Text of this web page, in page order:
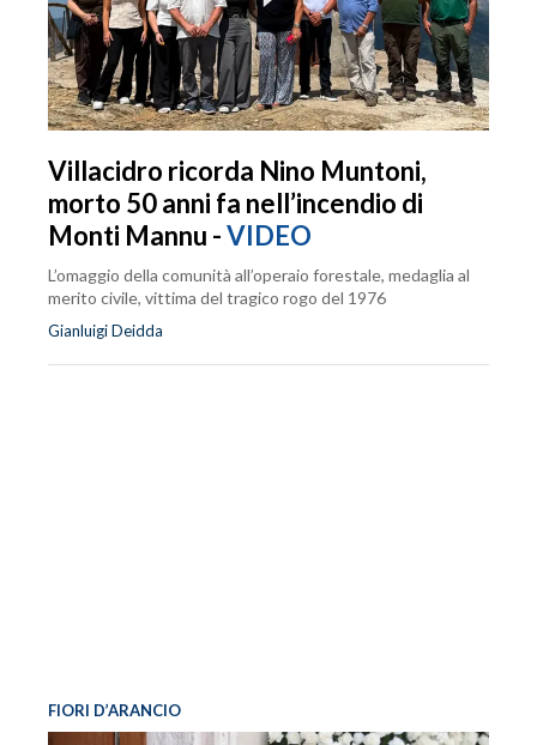
Villacidro ricorda Nino Muntoni,
morto 50 anni fa nell’incendio di
Monti Mannu -VIDEO
L’omaggio della comunità all’operaio forestale, medaglia al
merito civile, vittima del tragico rogo del 1976
Gianluigi Deidda
FIORI D’ARANCIO